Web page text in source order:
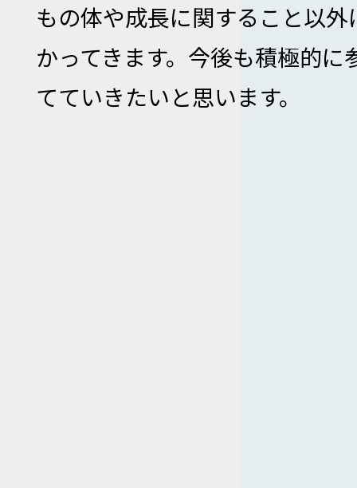
もの体や成長に関すること以
かってきます。今後も積極的に
てていきたいと思います。